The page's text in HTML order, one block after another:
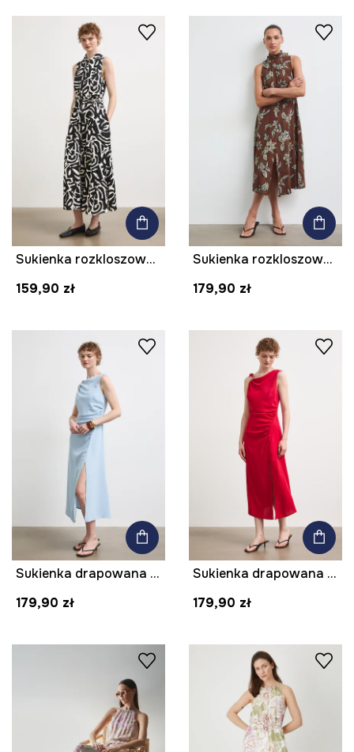
Sukienka rozkloszowana z wiskozy
159,90 zł
Sukienka rozkloszowana z wiskozą z motywem roślinnym
179,90 zł
Sukienka drapowana z aplikacją
179,90 zł
Sukienka drapowana z aplikacją
179,90 zł